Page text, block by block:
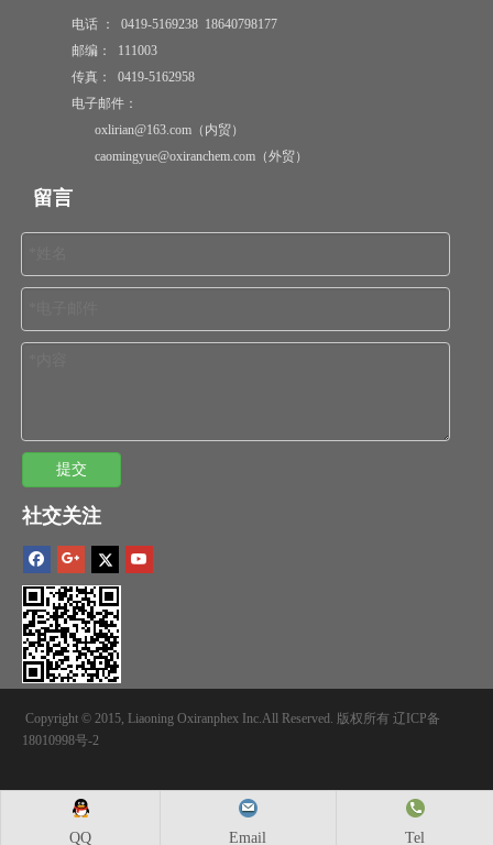
电话 ： 0419-5169238 18640798177
邮编： 111003
传真： 0419-5162958
电子邮件：
oxlirian@163.com（内贸）
caomingyue@oxiranchem.com（外贸）
留言
提交
社交关注
QQ Email Tel
Copyright © 2015, Liaoning Oxiranphex Inc.All Reserved. 版权所有 辽ICP备
18010998号-2